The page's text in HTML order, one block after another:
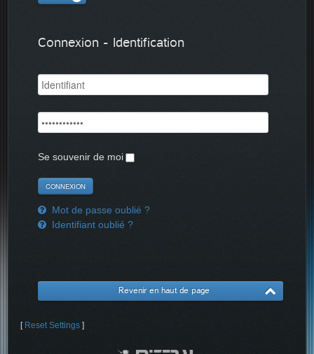
Connexion - Identification
Se souvenir de moi
Mot de passe oublié ?
Identifiant oublié ?
Revenir en haut de page
[ Reset Settings ]